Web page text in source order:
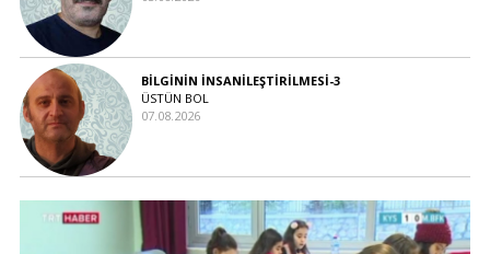
BİLGİNİN İNSANİLEŞTİRİLMESİ-3
ÜSTÜN BOL
07.08.2026